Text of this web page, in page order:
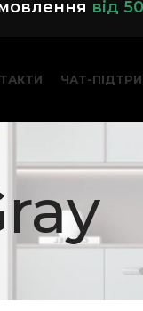
я від
ЧАТ-